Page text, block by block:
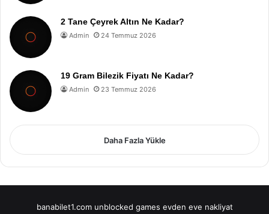
2 Tane Çeyrek Altın Ne Kadar?
Admin 24 Temmuz 2026
19 Gram Bilezik Fiyatı Ne Kadar?
Admin 23 Temmuz 2026
Daha Fazla Yükle
banabilet1.com unblocked games evden eve nakliyat